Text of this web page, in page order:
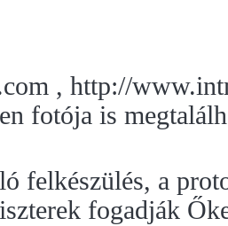
, http://
fotója is
felkészülés, a
fogadják